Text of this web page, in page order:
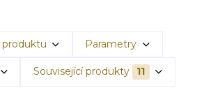
produktu Parametry
Související produkty 11